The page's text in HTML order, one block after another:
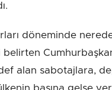
döneminde
alan sabotajlara,